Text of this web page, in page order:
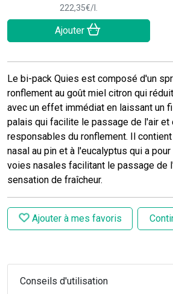
222,35€/
Ajouter
Le bi-pack Quies est composé d'un
ronflement au goût miel citron qui
avec un effet immédiat en laissant un
palais qui facilite le passage de l'air
responsables du ronflement. Il
nasal au pin et à l'eucalyptus qui a
voies nasales facilitant le passage de
sensation de fraîcheur.
Ajouter à mes favoris
Conseils d'utilisation